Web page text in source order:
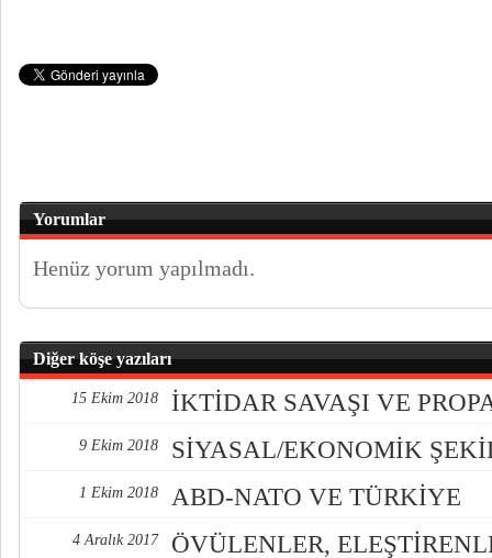
Yorumlar
Henüz yorum yapılmadı.
Diğer köşe yazıları
15 Ekim 2018 İKTİDAR SAVAŞI VE
9 Ekim 2018 SİYASAL/EKONOMİK
1 Ekim 2018 ABD-NATO VE TÜRKİYE
4 Aralık 2017
ÖVÜLENLER,